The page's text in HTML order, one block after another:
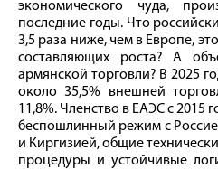
экономического чуда,
последние годы. Что
3,5 раза ниже, чем в Европе,
составляющих роста? А
армянской торговли? В 2025
около 35,5% внешней
11,8%. Членство в ЕАЭС с 2015
беспошлинный режим с
и Киргизией, общие
процедуры и устойчивые